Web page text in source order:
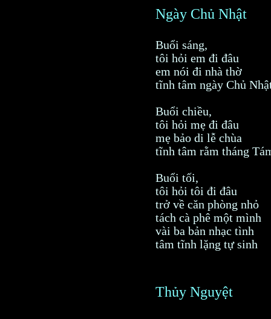
Ngày Chủ Nhật
Buổi sáng,
tôi hỏi em đi đâu
em nói đi nhà thờ
tĩnh tâm ngày Chủ
Buổi chiều,
tôi hỏi mẹ đi đâu
mẹ bảo di lễ chùa
tĩnh tâm rằm tháng
Buổi tối,
tôi hỏi tôi đi đâu
trở về căn phòng nhỏ
tách cà phê một mình
vài ba bản nhạc tình
tâm tĩnh lặng tự sinh
Thủy Nguyệt